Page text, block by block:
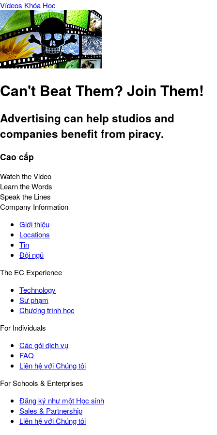
Vídeos Khóa Học
Can't Beat Them? Join Them!
Advertising can help studios and
companies benefit from piracy.
Cao cấp
Watch the Video
Learn the Words
Speak the Lines
Company Information
Giới thiệu
Locations
Tin
Đội ngũ
The EC Experience
Technology
Sư phạm
Chương trình học
For Individuals
Các gói dịch vụ
FAQ
Liên hệ với Chúng tôi
For Schools & Enterprises
Đăng ký như một Học sinh
Sales & Partnership
Liên hệ với Chúng tôi